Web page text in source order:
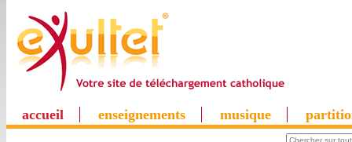
accueil enseignements musique